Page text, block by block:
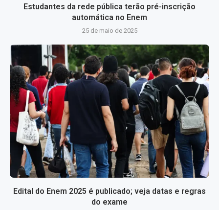
Estudantes da rede pública terão pré-inscrição
automática no Enem
25 de maio de 2025
Edital do Enem 2025 é publicado; veja datas e regras
do exame